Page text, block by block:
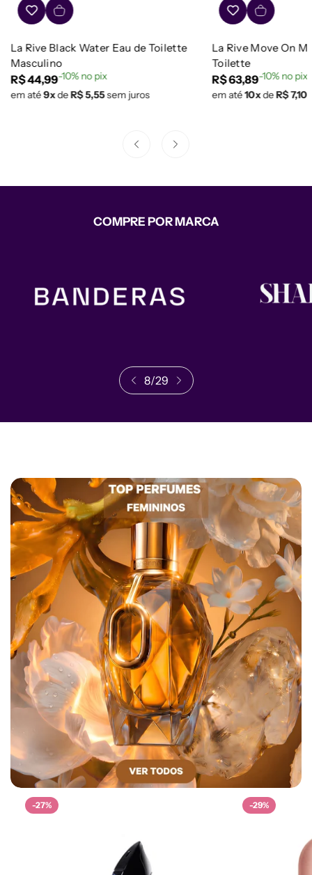
La Rive Black Water Eau de Toilette
Masculino
Preço
regular
R$ 44,99-10% no pix
em até9xdeR$ 5,55sem juros
La Rive Move On
Toilette
Preço
regular
R$ 63,89-10% no pix
em até10xdeR$ 7,10
COMPRE POR MARCA
8/29
-27% -29%